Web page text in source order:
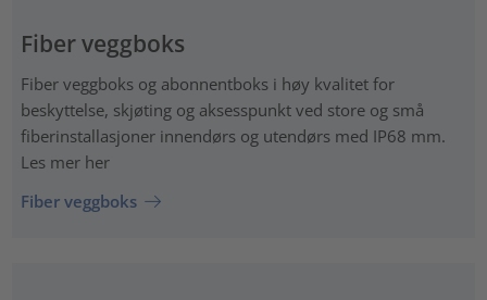
Fiber veggboks
Fiber veggboks og abonnentboks i høy kvalitet for
beskyttelse, skjøting og aksesspunkt ved store og små
fiberinstallasjoner innendørs og utendørs med IP68 mm.
Les mer her
Fiber veggboks